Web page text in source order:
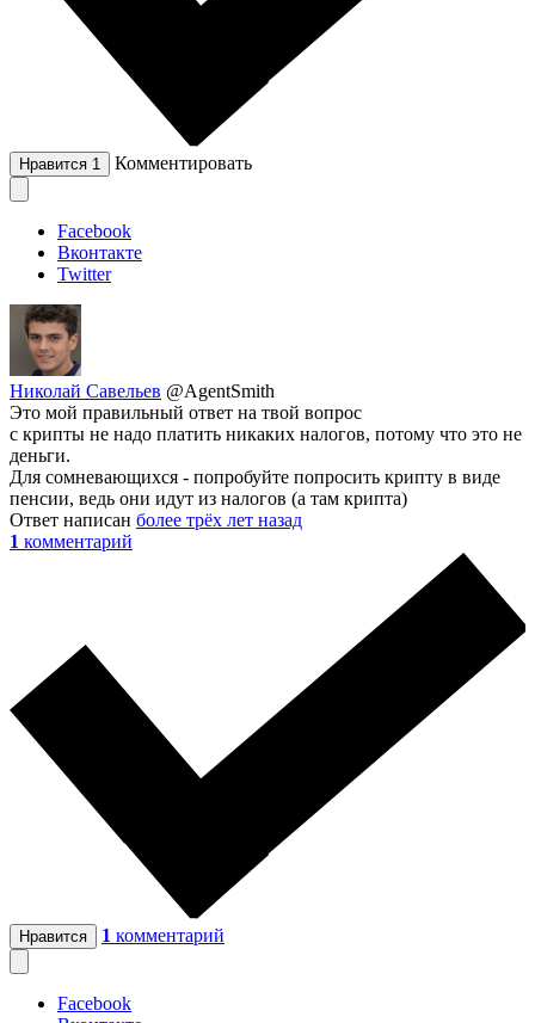
Нравится 1 Комментировать
Facebook
Вконтакте
Twitter
Николай Савельев @AgentSmith
Это мой правильный ответ на твой вопрос
с крипты не надо платить никаких налогов, потому что это не
деньги.
Для сомневающихся - попробуйте попросить крипту в виде
пенсии, ведь они идут из налогов (а там крипта)
Ответ написан более трёх лет назад
1 комментарий
Нравится 1 комментарий
Facebook